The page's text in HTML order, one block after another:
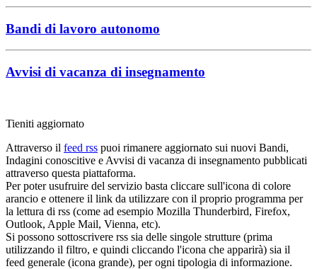
Bandi di lavoro autonomo
Avvisi di vacanza di insegnamento
Tieniti aggiornato
Attraverso il feed rss puoi rimanere aggiornato sui nuovi Bandi,
Indagini conoscitive e Avvisi di vacanza di insegnamento pubblicati
attraverso questa piattaforma.
Per poter usufruire del servizio basta cliccare sull'icona di colore
arancio e ottenere il link da utilizzare con il proprio programma per
la lettura di rss (come ad esempio Mozilla Thunderbird, Firefox,
Outlook, Apple Mail, Vienna, etc).
Si possono sottoscrivere rss sia delle singole strutture (prima
utilizzando il filtro, e quindi cliccando l'icona che apparirà) sia il
feed generale (icona grande), per ogni tipologia di informazione.